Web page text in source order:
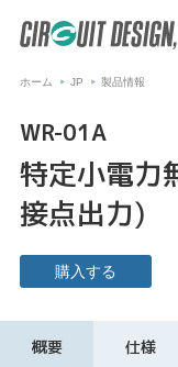
ホーム JP 製品情報
WR-01A
特定小電力
接点出力)
購入する
概要 仕様